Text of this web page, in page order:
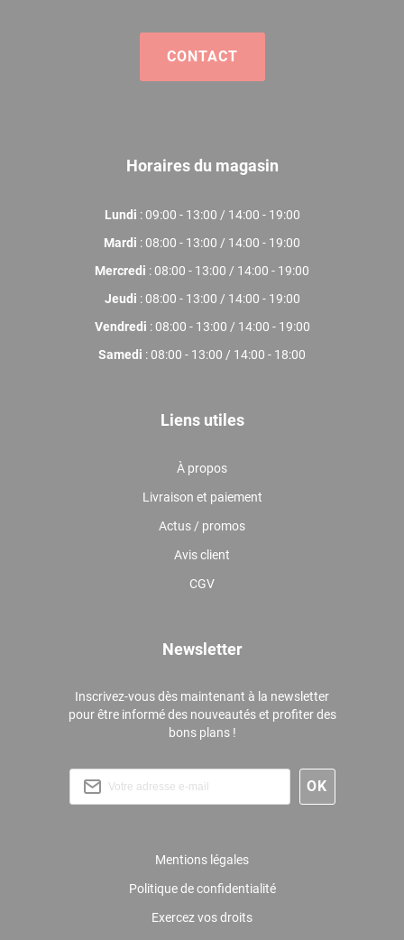
CONTACT
Horaires du magasin
Lundi : 09:00 - 13:00 / 14:00 - 19:00
Mardi : 08:00 - 13:00 / 14:00 - 19:00
Mercredi : 08:00 - 13:00 / 14:00 - 19:00
Jeudi : 08:00 - 13:00 / 14:00 - 19:00
Vendredi : 08:00 - 13:00 / 14:00 - 19:00
Samedi : 08:00 - 13:00 / 14:00 - 18:00
Liens utiles
À propos
Livraison et paiement
Actus / promos
Avis client
CGV
Newsletter
Inscrivez-vous dès maintenant à la newsletter
pour être informé des nouveautés et profiter des
bons plans !
Mentions légales
Politique de confidentialité
Exercez vos droits